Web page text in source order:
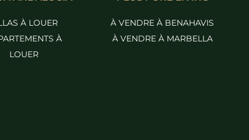
À LOUER
À
LOUER
À VENDRE À BENAHAVIS
À VENDRE À MARBELLA